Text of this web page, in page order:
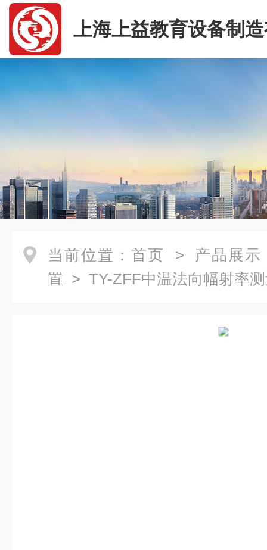
上海上益教育设备制
司
当前位置： 首页 > 产品展示
置 > TY-ZFF中温法向幅射率